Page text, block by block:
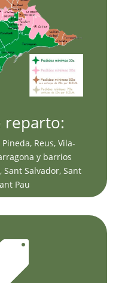
reparto:
Reus, Vila-
y barrios
Sant Salvador, Sant
Pau